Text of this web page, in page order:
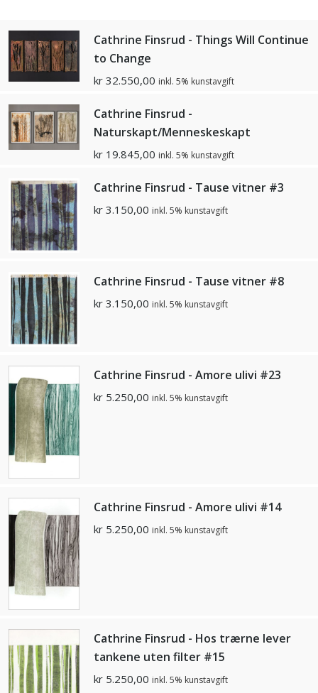
Cathrine Finsrud - Things Will Continue
to Change
kr 32.550,00 inkl. 5% kunstavgift
Cathrine Finsrud -
Naturskapt/Menneskeskapt
kr 19.845,00 inkl. 5% kunstavgift
Cathrine Finsrud - Tause vitner #3
kr 3.150,00 inkl. 5% kunstavgift
Cathrine Finsrud - Tause vitner #8
kr 3.150,00 inkl. 5% kunstavgift
Cathrine Finsrud - Amore ulivi #23
kr 5.250,00 inkl. 5% kunstavgift
Cathrine Finsrud - Amore ulivi #14
kr 5.250,00 inkl. 5% kunstavgift
Cathrine Finsrud - Hos trærne lever
tankene uten filter #15
kr 5.250,00 inkl. 5% kunstavgift